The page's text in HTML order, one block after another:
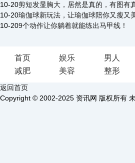
10-20剪短发显胸大，居然是真的，有图有
10-20瑜伽球新玩法，让瑜伽球陪你又瘦又
10-209个动作让你躺着就能练出马甲线！
首页 娱乐 男人
减肥
美容 整形
返回首页
Copyright © 2002-2025 资讯网 版权所有